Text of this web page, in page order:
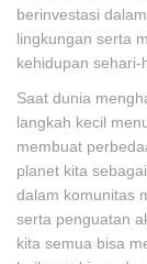
berinvestasi
lingkungan serta
kehidupan sehari-
Saat dunia
langkah kecil
membuat
planet kita
dalam komunitas
serta penguatan
kita semua bisa